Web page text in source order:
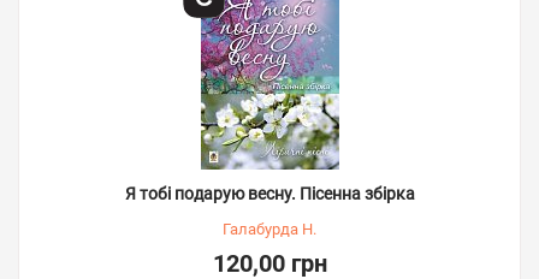
Я тобі подарую весну. Пісенна збірка
Галабурда Н.
120,00 грн